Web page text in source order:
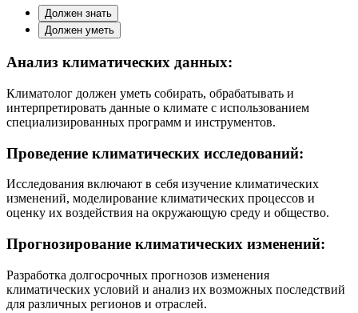
Должен знать
Должен уметь
Анализ климатических данных:
Климатолог должен уметь собирать, обрабатывать и
интерпретировать данные о климате с использованием
специализированных программ и инструментов.
Проведение климатических исследований:
Исследования включают в себя изучение климатических
изменений, моделирование климатических процессов и
оценку их воздействия на окружающую среду и общество.
Прогнозирование климатических изменений:
Разработка долгосрочных прогнозов изменения
климатических условий и анализ их возможных последствий
для различных регионов и отраслей.